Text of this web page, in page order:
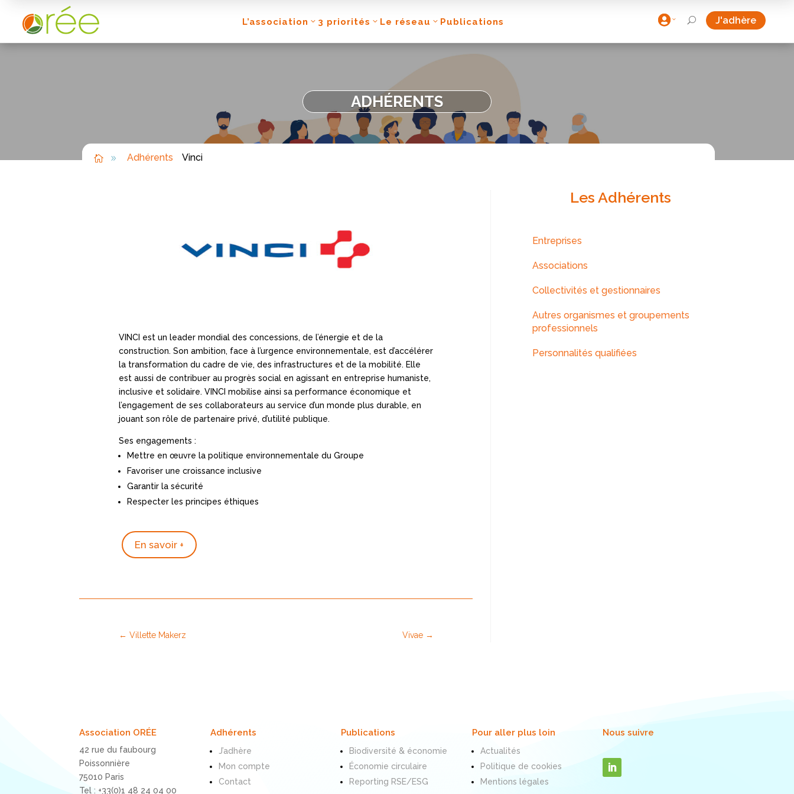
L’association 3 priorités Le réseau Publications  U J'adhère
ADHÉRENTS
 9 Adhérents Vinci
VINCI est un leader mondial des concessions, de l’énergie et de la
construction. Son ambition, face à l’urgence environnementale, est d’accélérer
la transformation du cadre de vie, des infrastructures et de la mobilité. Elle
est aussi de contribuer au progrès social en agissant en entreprise humaniste,
inclusive et solidaire. VINCI mobilise ainsi sa performance économique et
l’engagement de ses collaborateurs au service d’un monde plus durable, en
jouant son rôle de partenaire privé, d’utilité publique.
Ses engagements :
Mettre en œuvre la politique environnementale du Groupe
Favoriser une croissance inclusive
Garantir la sécurité
Respecter les principes éthiques
En savoir +
←Villette Makerz Vivae→
Les Adhérents
Entreprises
Associations
Collectivités et gestionnaires
Autres organismes et groupements
professionnels
Personnalités qualifiées
Association ORÉE
42 rue du faubourg
Poissonnière
75010 Paris
Tel : +33(0)1 48 24 04 00
Adhérents
J’adhère
Mon compte
Contact
Publications
Biodiversité & économie
Économie circulaire
Reporting RSE/ESG
Pour aller plus loin
Actualités
Politique de cookies
Mentions légales
Nous suivre